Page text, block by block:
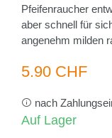
Pfeifenraucher
aber schnell für
angenehm milden
5.90 CHF
nach
Auf Lager